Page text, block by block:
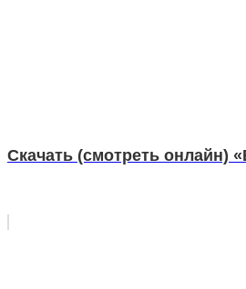
Скачать (смотреть онлайн)